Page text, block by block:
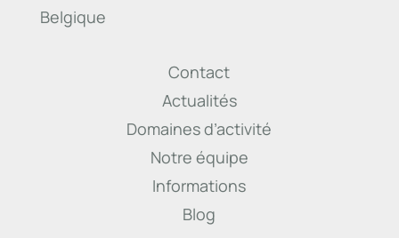
Belgique
Contact
Actualités
Domaines d’activité
Notre équipe
Informations
Blog